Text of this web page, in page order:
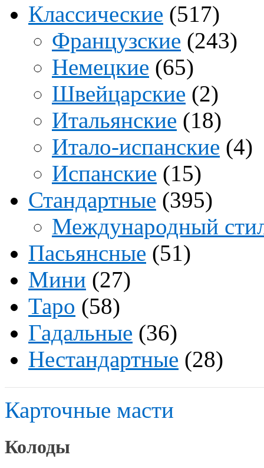
Классические (517)
Французские (243)
Немецкие (65)
Швейцарские (2)
Итальянские (18)
Итало-испанские (4)
Испанские (15)
Стандартные (395)
Международный
Пасьянсные (51)
Мини (27)
Таро (58)
Гадальные (36)
Нестандартные (28)
Карточные масти
Колоды